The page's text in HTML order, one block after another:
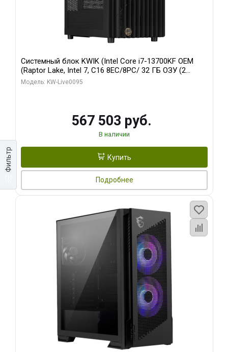
Фильтр
Системный блок KWIK (Intel Core i7-13700KF OEM
(Raptor Lake, Intel 7, C16 8EC/8PC/ 32 ГБ ОЗУ (2
модуля)/ Afox RTX4090 24GB GDDR6X 384-Bit 3xDP
Модель: KW-Live0095
567 503 руб.
В наличии
Купить
Подробнее